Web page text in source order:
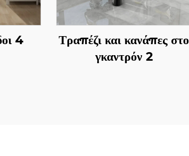
4
Τραπέζι και κανάπες στο
γκαντρόν 2